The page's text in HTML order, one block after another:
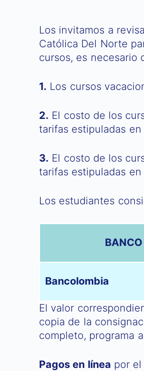
Los invitamos a
Católica Del Norte
cursos, es necesario
1. Los cursos
2. El costo de los
tarifas estipuladas
3. El costo de los
tarifas estipuladas
Los estudiantes
BANCO
Bancolombia
El valor
copia de la
completo, programa
Pagos en línea por el